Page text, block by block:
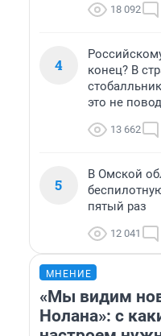
18 092
4
конец? В
это не
13 662
5
В Омской
пятый раз
12 041
МНЕНИЕ
«Мы видим
Нолана»: с